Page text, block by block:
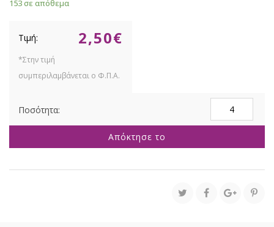
153 σε απόθεμα
2,50€
ΑΛΕΞΑΝΔΡΙΝΟ
ΚΛΑΔΙ
75ΕΚ
Απόκτησε το